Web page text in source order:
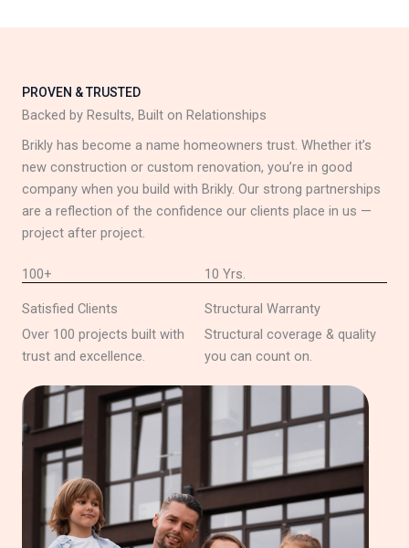
PROVEN & TRUSTED
Backed by Results, Built on Relationships
Brikly has become a name homeowners trust. Whether it’s
new construction or custom renovation, you’re in good
company when you build with Brikly. Our strong partnerships
are a reflection of the confidence our clients place in us —
project after project.
100+
Satisfied Clients
Over 100 projects built with
trust and excellence.
10 Yrs.
Structural Warranty
Structural coverage & quality
you can count on.